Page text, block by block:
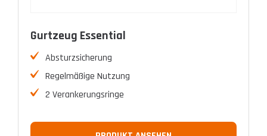
Gurtzeug Essential
Absturzsicherung
Regelmäßige Nutzung
2 Verankerungsringe